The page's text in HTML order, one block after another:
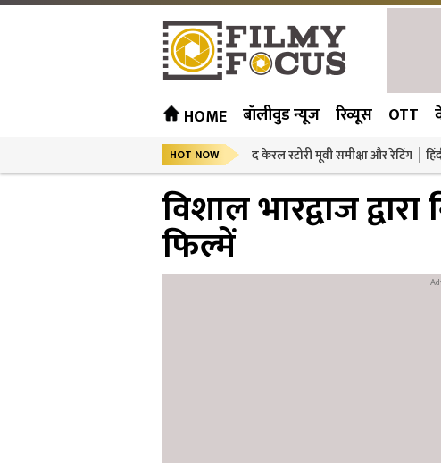
HOME बॉलीवुड न्यूज रिव्यूस OTT
HOT NOW द केरल स्टोरी मूवी समीक्षा और रेटिंग
विशाल भारद्वाज
फिल्में